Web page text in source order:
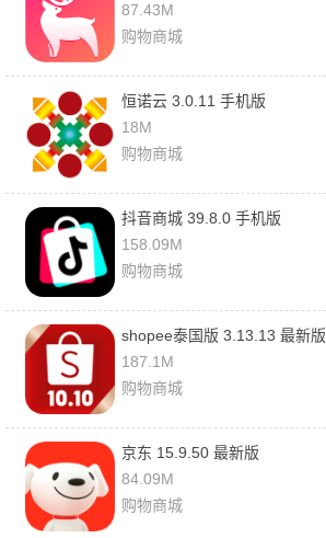
87.43M
购物商城
恒诺云 3.0.11 手机版
18M
购物商城
抖音商城 39.8.0 手机版
158.09M
购物商城
shopee泰国版 3.13.13 最新版
187.1M
购物商城
京东 15.9.50 最新版
84.09M
购物商城